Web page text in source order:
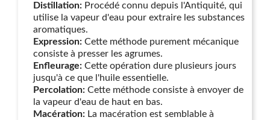
Distillation: Procédé connu depuis l'Antiquité, qui
utilise la vapeur d'eau pour extraire les substances
aromatiques.
Expression: Cette méthode purement mécanique
consiste à presser les agrumes.
Enfleurage: Cette opération dure plusieurs jours
jusqu'à ce que l'huile essentielle.
Percolation: Cette méthode consiste à envoyer de
la vapeur d'eau de haut en bas.
Macération: La macération est semblable à